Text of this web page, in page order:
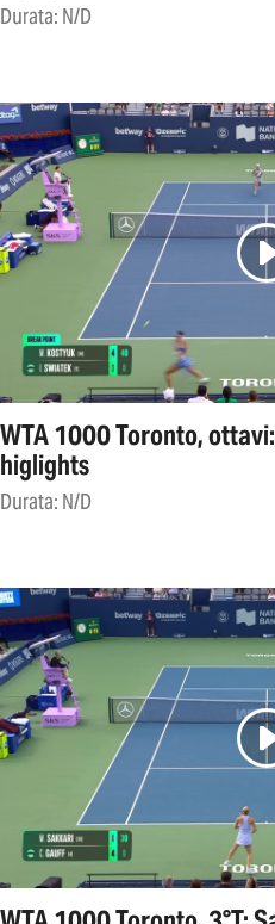
Durata: N/D
WTA 1000 Toronto,
higlights
Durata: N/D